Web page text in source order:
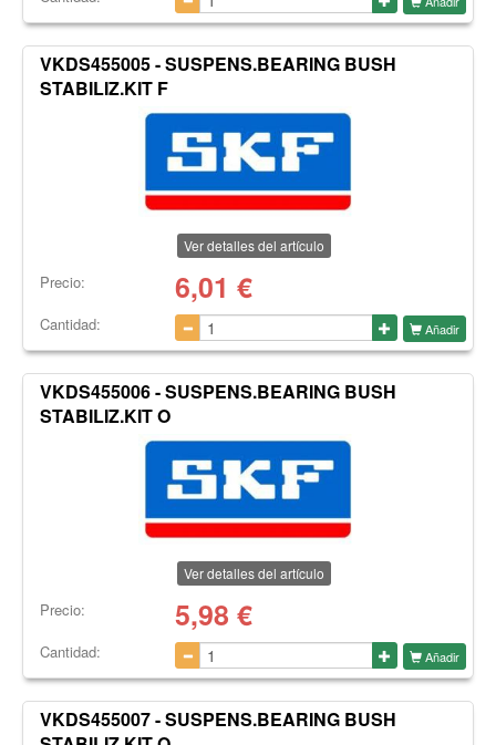
VKDS455005 - SUSPENS.BEARING BUSH
STABILIZ.KIT F
Ver detalles del artículo
Precio: 6,01 €
Cantidad: Añadir
VKDS455006 - SUSPENS.BEARING BUSH
STABILIZ.KIT O
Ver detalles del artículo
Precio: 5,98 €
Cantidad: Añadir
VKDS455007 - SUSPENS.BEARING BUSH